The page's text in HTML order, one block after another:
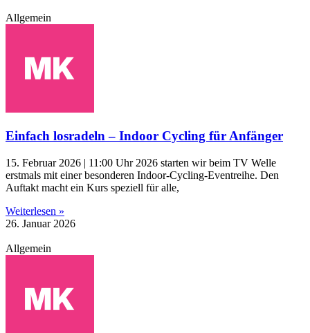
Allgemein
Einfach losradeln – Indoor Cycling für Anfänger
15. Februar 2026 | 11:00 Uhr 2026 starten wir beim TV Welle
erstmals mit einer besonderen Indoor-Cycling-Eventreihe. Den
Auftakt macht ein Kurs speziell für alle,
Weiterlesen »
26. Januar 2026
Allgemein